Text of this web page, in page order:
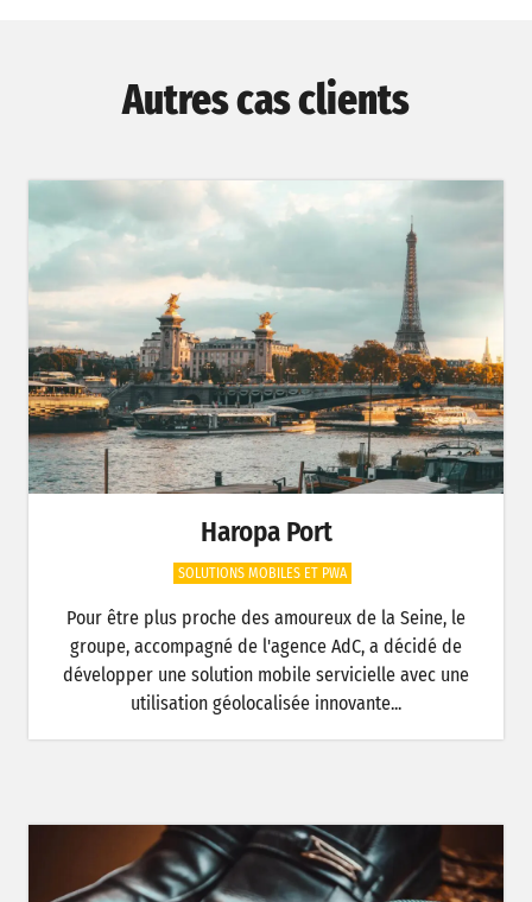
Autres cas clients
Haropa Port
SOLUTIONS MOBILES ET PWA
Pour être plus proche des amoureux de la Seine, le
groupe, accompagné de l'agence AdC, a décidé de
développer une solution mobile servicielle avec une
utilisation géolocalisée innovante...